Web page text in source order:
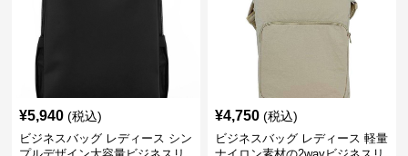
¥5,940 (税込)
ビジネスバッグ レディース シン
¥4,750 (税込)
ビジネスバッグ レディース 軽量